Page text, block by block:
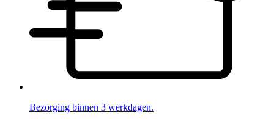
Bezorging binnen 3 werkdagen.